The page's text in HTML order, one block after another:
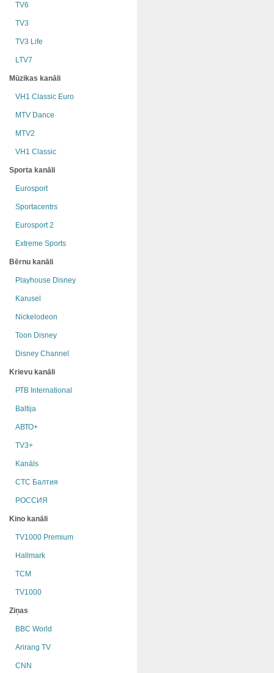
TV6
TV3
TV3 Life
LTV7
Mūzikas kanāli
VH1 Classic Euro
MTV Dance
MTV2
VH1 Classic
Sporta kanāli
Eurosport
Sportacentrs
Eurosport 2
Extreme Sports
Bērnu kanāli
Playhouse Disney
Karusel
Nickelodeon
Toon Disney
Disney Channel
Krievu kanāli
РТB International
Baltija
АВТО+
TV3+
Kanāls
СТС Балтия
РОССИЯ
Kino kanāli
TV1000 Premium
Hallmark
TCM
TV1000
Ziņas
BBC World
Arirang TV
CNN